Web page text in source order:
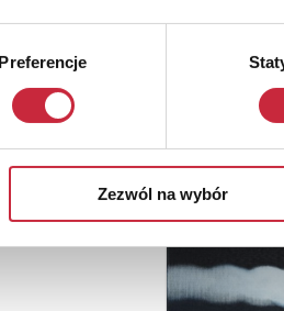
Preferencje
Zezwól na wybór
zł
(1924